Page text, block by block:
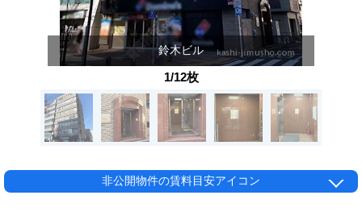
鈴木ビル
1/12枚
非公開物件の賃料目安アイコン